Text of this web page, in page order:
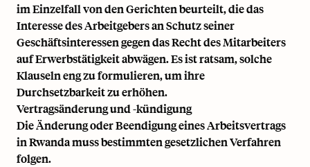
im Einzelfall von den Gerichten beurteilt, die das
Interesse des Arbeitgebers an Schutz seiner
Geschäftsinteressen gegen das Recht des Mitarbeiters
auf Erwerbstätigkeit abwägen. Es ist ratsam, solche
Klauseln eng zu formulieren, um ihre
Durchsetzbarkeit zu erhöhen.
Vertragsänderung und -kündigung
Die Änderung oder Beendigung eines Arbeitsvertrags
in Rwanda muss bestimmten gesetzlichen Verfahren
folgen.